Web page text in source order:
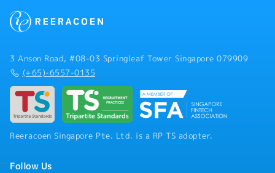
3 Anson Road, #08-03 Springleaf Tower Singapore 079909
(+65)-6557-0135
Reeracoen Singapore Pte. Ltd. is a RP TS adopter.
Follow Us